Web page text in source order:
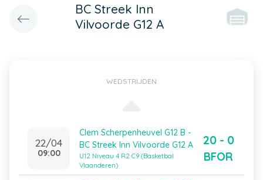
BC Streek Inn
Vilvoorde G12 A
WEDSTRIJDEN
22/04
09:00
Clem Scherpenheuvel G12 B -
BC Streek Inn Vilvoorde G12 A
U12 Niveau 4 R2 C9 (Basketbal
Vlaanderen)
20 - 0
BFOR